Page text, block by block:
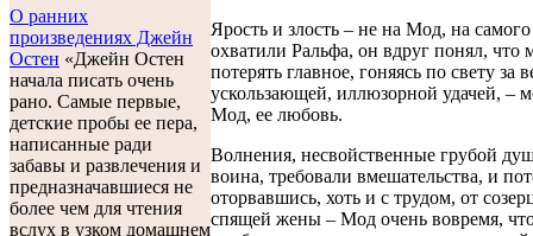
О ранних
произведениях Джейн
Остен «Джейн Остен
начала писать очень
рано. Самые первые,
детские пробы ее пера,
написанные ради
забавы и развлечения и
предназначавшиеся не
более чем для чтения
вслух в узком домашнем
Ярость и злость – не на Мод, на самого
охватили Ральфа, он вдруг понял, что
потерять главное, гоняясь по свету за
ускользающей, иллюзорной удачей, –
Мод, ее любовь.
Волнения, несвойственные грубой
воина, требовали вмешательства, и
оторвавшись, хоть и с трудом, от
спящей жены – Мод очень вовремя,